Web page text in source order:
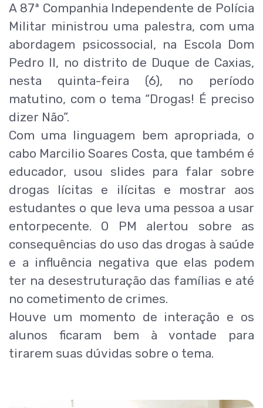
A 87ª Companhia Independente de Polícia
Militar ministrou uma palestra, com uma
abordagem psicossocial, na Escola Dom
Pedro II, no distrito de Duque de Caxias,
nesta quinta-feira (6), no período
matutino, com o tema “Drogas! É preciso
dizer Não”.
Com uma linguagem bem apropriada, o
cabo Marcilio Soares Costa, que também é
educador, usou slides para falar sobre
drogas lícitas e ilícitas e mostrar aos
estudantes o que leva uma pessoa a usar
entorpecente. O PM alertou sobre as
consequências do uso das drogas à saúde
e a influência negativa que elas podem
ter na desestruturação das famílias e até
no cometimento de crimes.
Houve um momento de interação e os
alunos ficaram bem à vontade para
tirarem suas dúvidas sobre o tema.